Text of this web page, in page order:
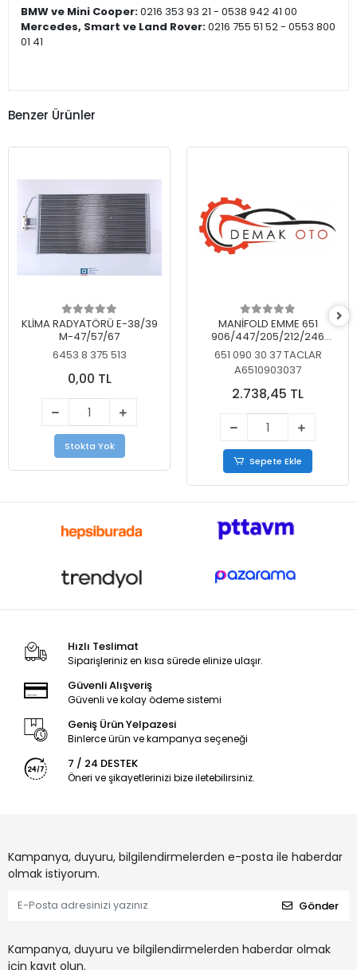
BMW ve Mini Cooper:0216 353 93 21 - 0538 942 41 00
Mercedes, Smart ve Land Rover:0216 755 51 52 - 0553 800
01 41
Benzer Ürünler
KLİMA RADYATÖRÜ E-38/39
M-47/57/67
6453 8 375 513
0,00 TL
Stokta Yok
MANİFOLD EMME 651
906/447/205/212/246
KELEBEKSİZ
651 090 30 37 TACLAR
A6510903037
2.738,45 TL
Sepete Ekle
Hızlı Teslimat
Siparişleriniz en kısa sürede elinize ulaşır.
Güvenli Alışveriş
Güvenli ve kolay ödeme sistemi
Geniş Ürün Yelpazesi
Binlerce ürün ve kampanya seçeneği
7 / 24 DESTEK
Öneri ve şikayetlerinizi bize iletebilirsiniz.
Kampanya, duyuru, bilgilendirmelerden e-posta ile haberdar
olmak istiyorum.
Gönder
Kampanya, duyuru ve bilgilendirmelerden haberdar olmak
için kayıt olun.